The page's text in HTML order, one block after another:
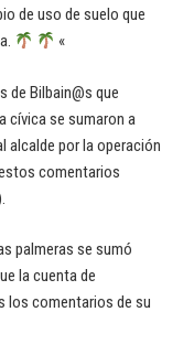
de uso de suelo que
«
de Bilbain@s que
cívica se sumaron a
alcalde por la operación
comentarios
palmeras se sumó
la cuenta de
los comentarios de su